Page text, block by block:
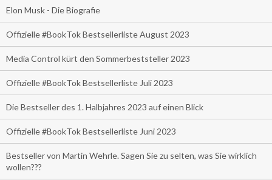
Elon Musk - Die Biografie
Offizielle #BookTok Bestsellerliste August 2023
Media Control kürt den Sommerbeststeller 2023
Offizielle #BookTok Bestsellerliste Juli 2023
Die Bestseller des 1. Halbjahres 2023 auf einen Blick
Offizielle #BookTok Bestsellerliste Juni 2023
Bestseller von Martin Wehrle. Sagen Sie zu selten, was Sie wirklich
wollen???